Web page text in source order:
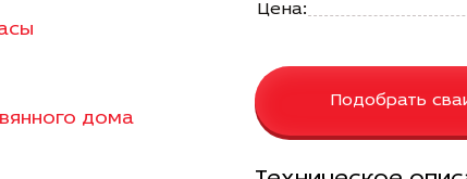
дома
Цена:
Подобрать